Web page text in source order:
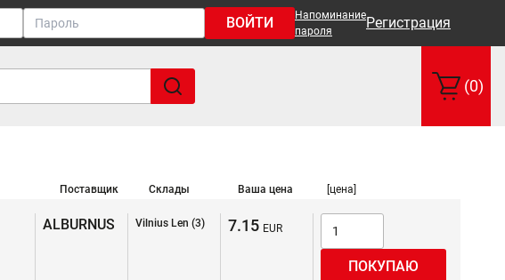
ВОЙТИ
Напоминание
пароля
Регистрация
(0)
Поставщик Склады Ваша цена [цена]
ALBURNUS Vilnius Len (3) 7.15